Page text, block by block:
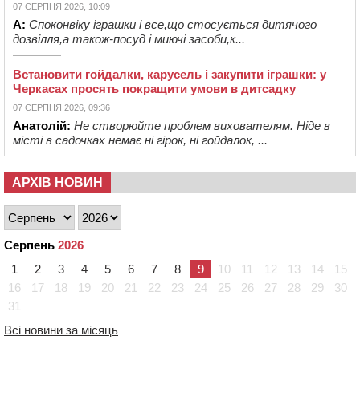
07 СЕРПНЯ 2026, 10:09
А: Споконвіку іграшки і все,що стосується дитячого
дозвілля,а також-посуд і миючі засоби,к...
Встановити гойдалки, карусель і закупити іграшки: у
Черкасах просять покращити умови в дитсадку
07 СЕРПНЯ 2026, 09:36
Анатолій: Не створюйте проблем вихователям. Ніде в
місті в садочках немає ні гірок, ні гойдалок, ...
АРХІВ НОВИН
Серпень 2026
1
2 3 4 5 6 7 8 9 10 11 12 13 14
15
16
17 18 19 20 21 22 23 24 25 26 27 28 29
30
31
Всі новини за місяць